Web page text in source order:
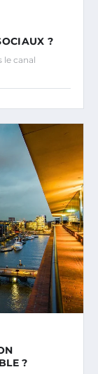
?
le canal
?